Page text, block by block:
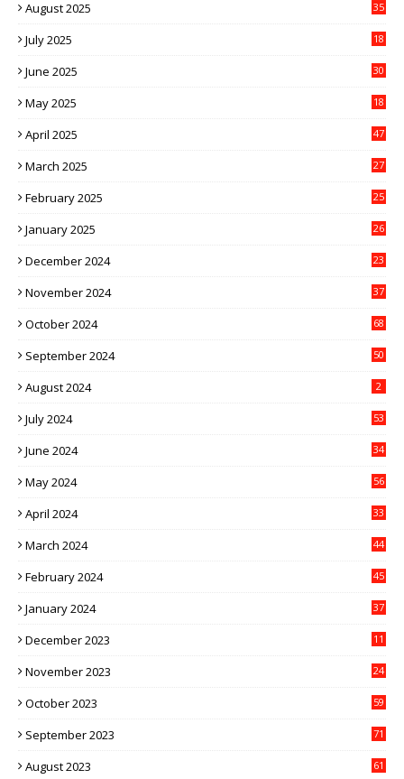
August 2025 35
July 2025 18
June 2025 30
May 2025 18
April 2025 47
March 2025 27
February 2025 25
January 2025 26
December 2024 23
November 2024 37
October 2024 68
September 2024 50
August 2024 2
July 2024 53
June 2024 34
May 2024 56
April 2024 33
March 2024 44
February 2024 45
January 2024 37
December 2023 11
November 2023 24
October 2023 59
September 2023 71
August 2023 61